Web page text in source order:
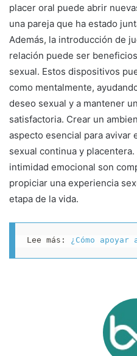
placer oral puede abrir
una pareja que ha estado
Además, la introducción de
relación puede ser
sexual. Estos dispositivos
como mentalmente,
deseo sexual y a mantener
satisfactoria. Crear un
aspecto esencial para avivar
sexual continua y
intimidad emocional son
propiciar una experiencia
etapa de la vida.
Lee más: ¿Cómo